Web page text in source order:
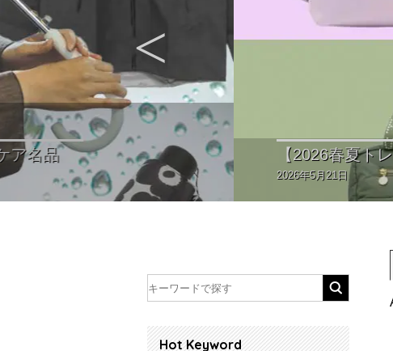
【2026春夏トレンドカラー】
2026年5月21日
Hot Keyword